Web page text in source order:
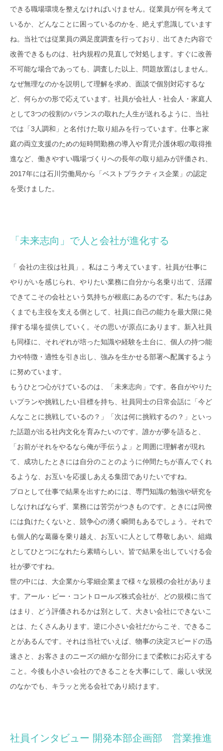
できる職場環境を整えなければいけません。従業員が何を考えて
いるか、どんなことに困っているのかを、絶えず意識しています
ね。当社では従業員の満足度調査を行っており、出てきた内容で
改善できるものは、社内規程の見直しで対処します。すぐに改善
不可能な場合であっても、調査した以上、問題放置はしません。
なぜ無理なのかを説明して理解を求め、面談で個別対応するな
ど、何らかの形で応えています。社員が会社人・社会人・家庭人
として3つの役割のバランスの取れた人生が送れるように、当社
では「3人調和」と名付けた取り組みを行っています。仕事と家
庭の両立支援のための短時間勤務の導入や育児介護休暇の取得推
進など、働きやすい職場づくりへの長年の取り組みが評価され、
2017年には石川労働局から「ベストプラクティス企業」の認定
を受けました。
「未来志向」で人と会社が進化する
「 会社の主役は社員」。私はこう考えています。社員が仕事に
やりがいを感じられ、やりたい業務に自分から名乗り出て、活躍
できてこその会社という気持ちが根底にあるのです。私たちはあ
くまでも主役を支える側として、社員に自己の能力を最大限に発
揮する場を提供していく。その思いが原点にあります。新入社員
も同様に、それぞれが培った知識や経験を土台に、個人の持つ能
力や特徴・適性を引き出し、強みを生かせる部署へ配属するよう
に努めています。
もうひとつ心がけているのは、「未来志向」です。各自がやりた
いプランや挑戦したい目標を持ち、社員同士の日常会話に「今ど
んなことに挑戦しているの？」「次は何に挑戦するの？」といっ
た話題が出る社内文化を育みたいのです。誰かが夢を語ると、
「お前がそれをやるなら俺が手伝うよ」と周囲に理解者が現れ
て、成功したときには自分のことのように仲間たちが喜んでくれ
るような、お互いを応援しあえる集団でありたいですね。
プロとして仕事で結果を出すためには、専門知識の勉強や研究を
しなければならず、業務には苦労がつきものです。ときには同僚
には負けたくないと、競争心の湧く瞬間もあるでしょう。それで
も個人的な葛藤を乗り越え、お互いに人として尊敬しあい、組織
としてひとつになれたら素晴らしい。皆で結果を出していける会
社が夢ですね。
世の中には、大企業から零細企業まで様々な規模の会社がありま
す。アール・ビー・コントロールズ株式会社が、どの規模に当て
はまり、どう評価されるかは別として、大きい会社にできないこ
とは、たくさんあります。逆に小さい会社だからこそ、できるこ
とがあるんです。それは当社でいえば、物事の決定スピードの迅
速さと、お客さまのニーズの細かな部分にまで柔軟にお応えする
こと。今後も小さい会社のできることを大事にして、厳しい状況
のなかでも、キラッと光る会社であり続けます。
社員インタビュー 開発本部企画部 営業推進